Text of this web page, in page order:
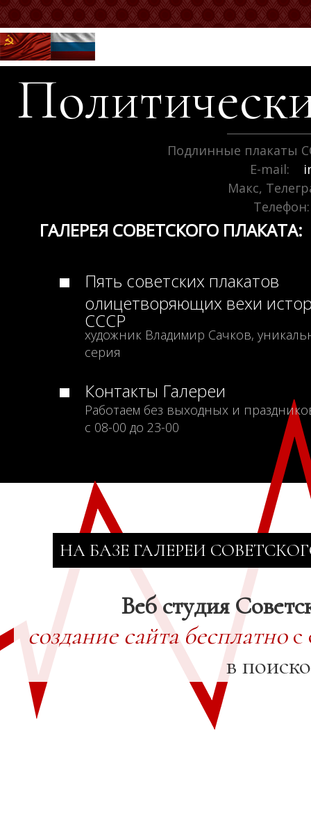
Подлинные плакаты
E-mail:
Макс,
Телефон:
ГАЛЕРЕЯ СОВЕТСКОГО ПЛАКАТА:
Пять советских плакатов
олицетворяющих вехи
СССР
художник Владимир Сачков,
серия
Контакты Галереи
Работаем без выходных и
с 08-00 до 23-00
НА БАЗЕ ГАЛЕРЕИ
Веб студия
создание сайта бесплатнос
в